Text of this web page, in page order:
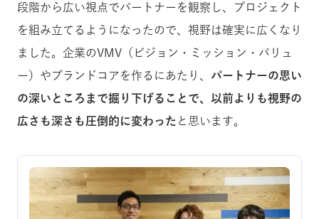
段階から広い視点でパートナーを観察し、プロジェクト
を組み立てるようになったので、視野は確実に広くなり
ました。企業のVMV（ビジョン・ミッション・バリュ
ー）やブランドコアを作るにあたり、 パートナーの思い
の深いところまで掘り下げることで、以前よりも視野の
広さも深さも圧倒的に変わった と思います。